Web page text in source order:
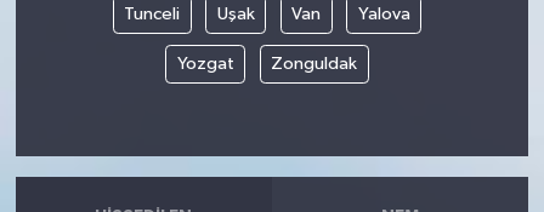
Tunceli Uşak Van Yalova
Yozgat Zonguldak